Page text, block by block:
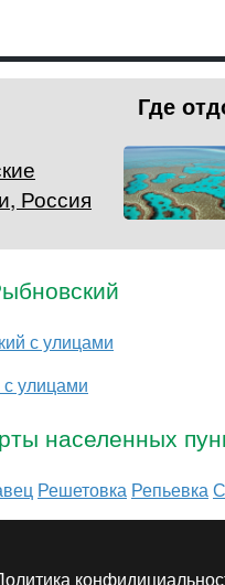
Где
Россия
с улицами
с улицами
населенных
Решетовка Репьевка